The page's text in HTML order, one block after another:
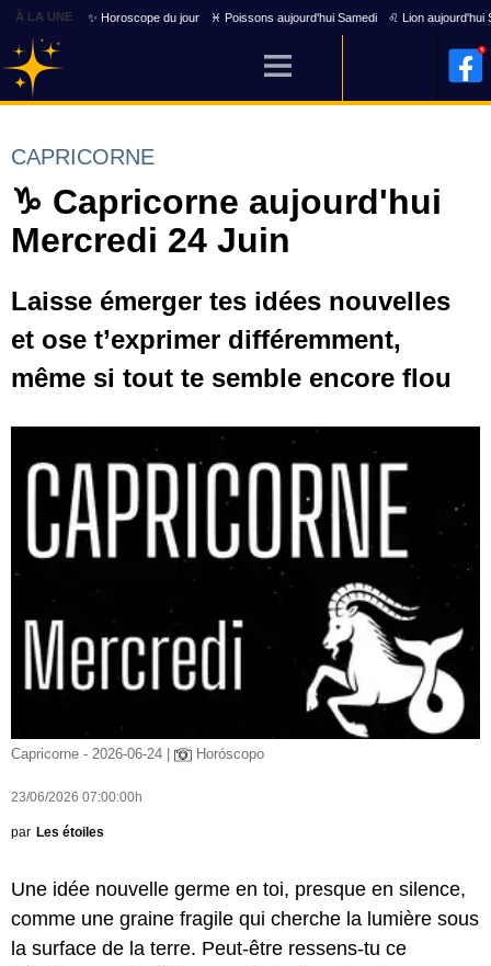
À LA UNE ✨ Horoscope du jour ♓ Poissons aujourd'hui Samedi ♌ Lion aujourd'hui
CAPRICORNE
♑ Capricorne aujourd'hui
Mercredi 24 Juin
Laisse émerger tes idées nouvelles
et ose t’exprimer différemment,
même si tout te semble encore flou
Capricorne - 2026-06-24 | Horóscopo
23/06/2026 07:00:00h
par Les étoiles
Une idée nouvelle germe en toi, presque en silence,
comme une graine fragile qui cherche la lumière sous
la surface de la terre. Peut-être ressens-tu ce